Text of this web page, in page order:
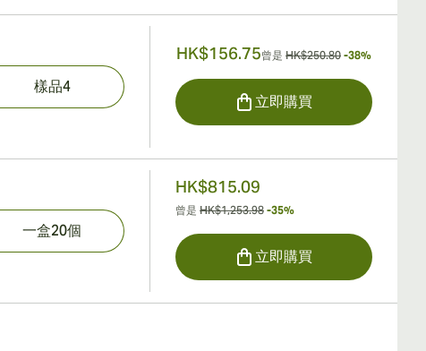
HK$156.75曾是 HK$250.80 -38%
立即購買
樣品4
HK$815.09
曾是 HK$1,253.98 -35%
立即購買
一盒20個